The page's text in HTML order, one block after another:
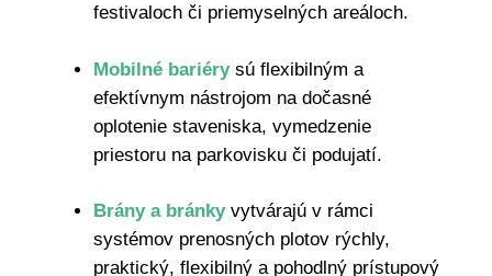
festivaloch či priemyselných areáloch.
Mobilné bariéry sú flexibilným a
efektívnym nástrojom na dočasné
oplotenie staveniska, vymedzenie
priestoru na parkovisku či podujatí.
Brány a bránky vytvárajú v rámci
systémov prenosných plotov rýchly,
praktický, flexibilný a pohodlný prístupový